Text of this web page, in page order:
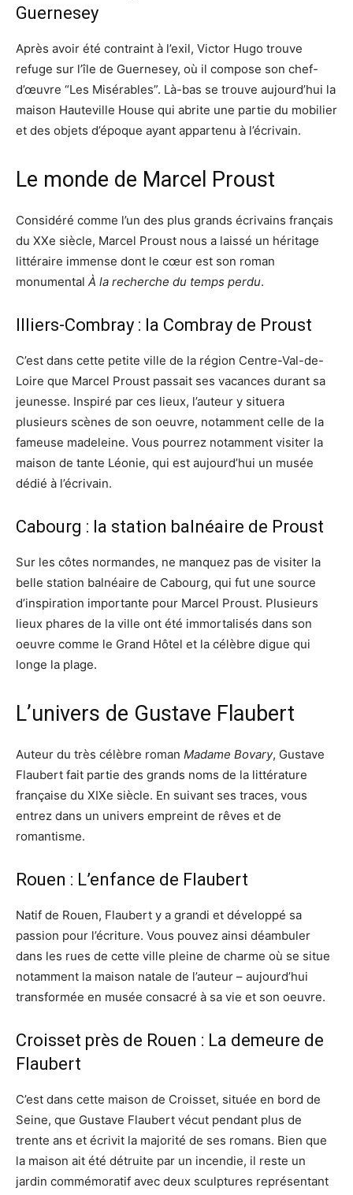
Guernesey
Après avoir été contraint à l’exil, Victor Hugo trouve
refuge sur l’île de Guernesey, où il compose son chef-
d’œuvre “Les Misérables”. Là-bas se trouve aujourd’hui la
maison Hauteville House qui abrite une partie du mobilier
et des objets d’époque ayant appartenu à l’écrivain.
Le monde de Marcel Proust
Considéré comme l’un des plus grands écrivains français
du XXe siècle, Marcel Proust nous a laissé un héritage
littéraire immense dont le cœur est son roman
monumental À la recherche du temps perdu.
Illiers-Combray : la Combray de Proust
C’est dans cette petite ville de la région Centre-Val-de-
Loire que Marcel Proust passait ses vacances durant sa
jeunesse. Inspiré par ces lieux, l’auteur y situera
plusieurs scènes de son oeuvre, notamment celle de la
fameuse madeleine. Vous pourrez notamment visiter la
maison de tante Léonie, qui est aujourd’hui un musée
dédié à l’écrivain.
Cabourg : la station balnéaire de Proust
Sur les côtes normandes, ne manquez pas de visiter la
belle station balnéaire de Cabourg, qui fut une source
d’inspiration importante pour Marcel Proust. Plusieurs
lieux phares de la ville ont été immortalisés dans son
oeuvre comme le Grand Hôtel et la célèbre digue qui
longe la plage.
L’univers de Gustave Flaubert
Auteur du très célèbre roman Madame Bovary, Gustave
Flaubert fait partie des grands noms de la littérature
française du XIXe siècle. En suivant ses traces, vous
entrez dans un univers empreint de rêves et de
romantisme.
Rouen : L’enfance de Flaubert
Natif de Rouen, Flaubert y a grandi et développé sa
passion pour l’écriture. Vous pouvez ainsi déambuler
dans les rues de cette ville pleine de charme où se situe
notamment la maison natale de l’auteur – aujourd’hui
transformée en musée consacré à sa vie et son oeuvre.
Croisset près de Rouen : La demeure de
Flaubert
C’est dans cette maison de Croisset, située en bord de
Seine, que Gustave Flaubert vécut pendant plus de
trente ans et écrivit la majorité de ses romans. Bien que
la maison ait été détruite par un incendie, il reste un
jardin commémoratif avec deux sculptures représentant